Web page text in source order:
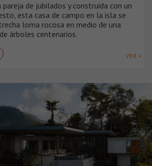
pareja de jubilados y construida con un
esta casa de campo en la isla se
loma rocosa en medio de una
árboles centenarios.
VER +